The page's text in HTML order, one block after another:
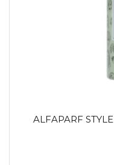
ALFAPARF